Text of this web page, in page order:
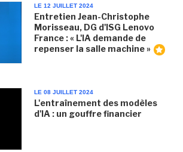
LE 12 JUILLET 2024
Entretien Jean-Christophe
Morisseau, DG d'ISG Lenovo
France : « L'IA demande de
repenser la salle machine »
LE 08 JUILLET 2024
L'entraînement des modèles
d'IA : un gouffre financier